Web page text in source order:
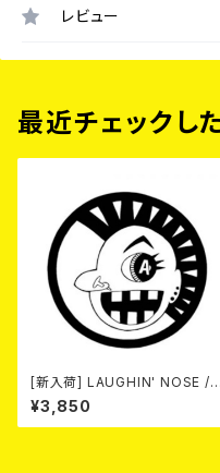
レビュー
最近チェックし
[新入荷] LAUGHIN' NOSE / P
USSY FOR SALE (LP)
¥3,850